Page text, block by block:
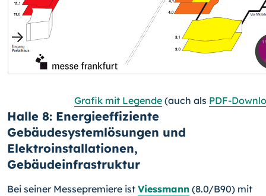
Grafik mit Legende (auch als PDF-
Halle 8: Energieeffiziente
Gebäudesystemlösungen und
Elektroinstallationen,
Gebäudeinfrastruktur
Bei seiner Messepremiere ist Viessmann (8.0/B90) mit